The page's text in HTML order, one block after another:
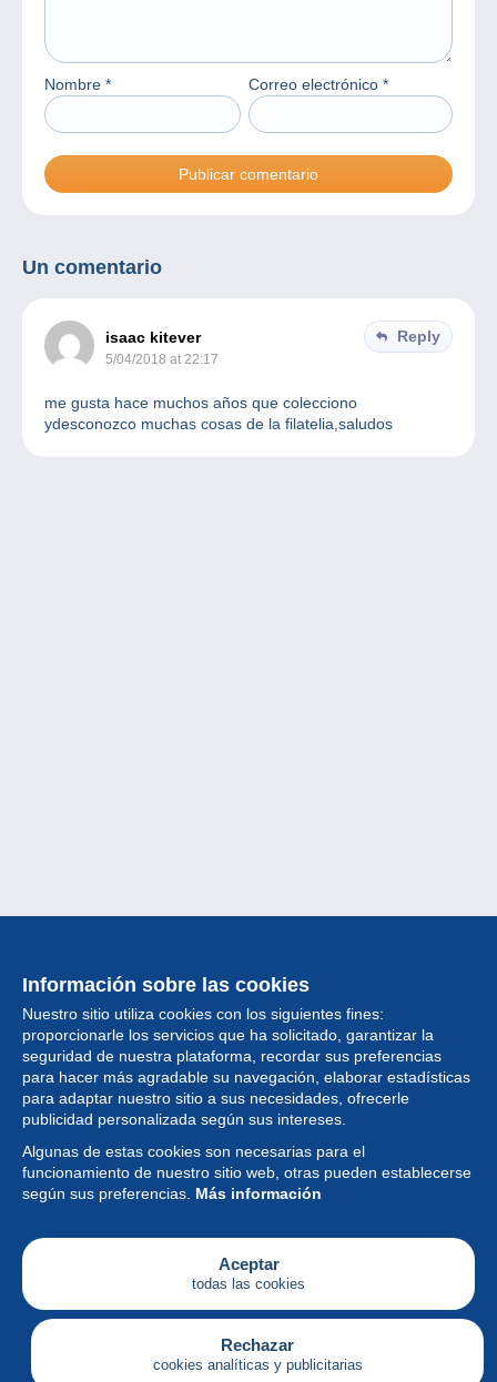
Nombre * Correo electrónico *
Un comentario
isaac kitever
5/04/2018 at 22:17
Reply
me gusta hace muchos años que colecciono
ydesconozco muchas cosas de la filatelia,saludos
Información sobre las cookies
Nuestro sitio utiliza cookies con los siguientes fines:
proporcionarle los servicios que ha solicitado, garantizar la
seguridad de nuestra plataforma, recordar sus preferencias
para hacer más agradable su navegación, elaborar estadísticas
para adaptar nuestro sitio a sus necesidades, ofrecerle
publicidad personalizada según sus intereses.
Algunas de estas cookies son necesarias para el
funcionamiento de nuestro sitio web, otras pueden establecerse
según sus preferencias. Más información
Aceptar
todas las cookies
Rechazar
cookies analíticas y publicitarias
Colección
Noticias
Funcionalidad
Empresa
Servicios
Escribir